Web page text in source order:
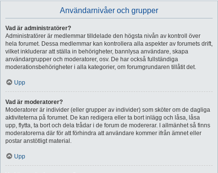
Användarnivåer och grupper
Vad är administratörer?
Administratörer är medlemmar tilldelade den högsta nivån av kontroll över
hela forumet. Dessa medlemmar kan kontrollera alla aspekter av forumets drift,
vilket inkluderar att ställa in behörigheter, bannlysa användare, skapa
användargrupper och moderatorer, osv. De har också fullständiga
moderationsbehörigheter i alla kategorier, om forumgrundaren tillåtit det.
Upp
Vad är moderatorer?
Moderatorer är individer (eller grupper av individer) som sköter om de dagliga
aktiviteterna på forumet. De kan redigera eller ta bort inlägg och låsa, låsa
upp, flytta, ta bort och dela trådar i de forum de modererar. I allmänhet så finns
moderatorerna där för att förhindra att användare kommer ifrån ämnet eller
postar anstötligt material.
Upp